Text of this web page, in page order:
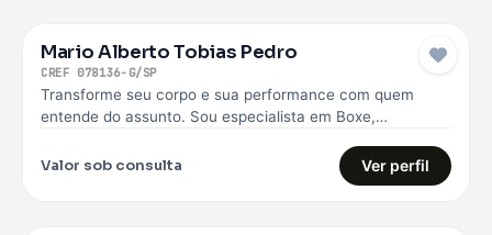
Mario Alberto Tobias Pedro
CREF 078136-G/SP
Transforme seu corpo e sua performance com quem
entende do assunto. Sou especialista em Boxe,
Valor sob consulta Ver perfil